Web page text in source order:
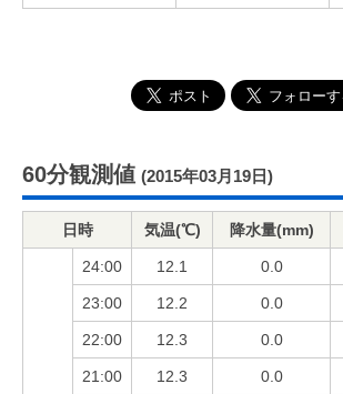
60分観測値 (2015年03月19日)
日時 気温(℃) 降水量(mm)
24:00 12.1 0.0
23:00 12.2 0.0
22:00 12.3 0.0
21:00 12.3 0.0